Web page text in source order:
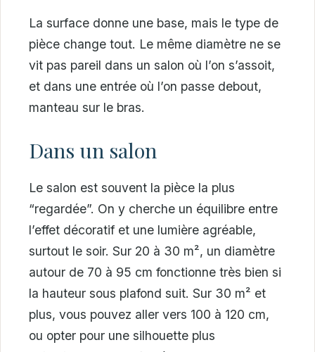
La surface donne une base, mais le type de
pièce change tout. Le même diamètre ne se
vit pas pareil dans un salon où l’on s’assoit,
et dans une entrée où l’on passe debout,
manteau sur le bras.
Dans un salon
Le salon est souvent la pièce la plus
“regardée”. On y cherche un équilibre entre
l’effet décoratif et une lumière agréable,
surtout le soir. Sur 20 à 30 m², un diamètre
autour de 70 à 95 cm fonctionne très bien si
la hauteur sous plafond suit. Sur 30 m² et
plus, vous pouvez aller vers 100 à 120 cm,
ou opter pour une silhouette plus